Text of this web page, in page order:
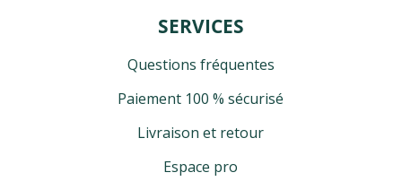
SERVICES
Questions fréquentes
Paiement 100 % sécurisé
Livraison et retour
Espace pro